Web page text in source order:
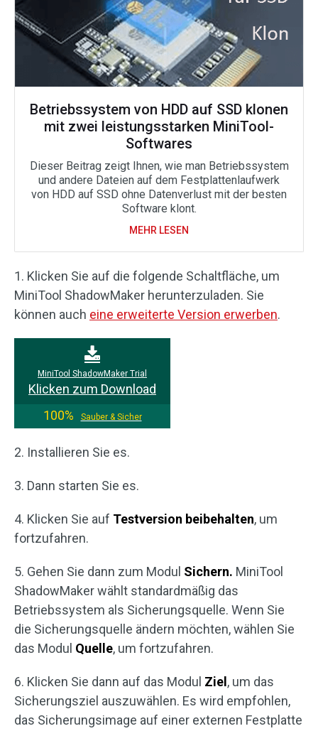
Betriebssystem von HDD auf SSD klonen
mit zwei leistungsstarken MiniTool-
Softwares
Dieser Beitrag zeigt Ihnen, wie man Betriebssystem
und andere Dateien auf dem Festplattenlaufwerk
von HDD auf SSD ohne Datenverlust mit der besten
Software klont.
MEHR LESEN
1. Klicken Sie auf die folgende Schaltfläche, um
MiniTool ShadowMaker herunterzuladen. Sie
können auch eine erweiterte Version erwerben.
MiniTool ShadowMaker Trial
Klicken zum Download
100%
Sauber & Sicher
2. Installieren Sie es.
3. Dann starten Sie es.
4. Klicken Sie auf Testversion beibehalten, um
fortzufahren.
5. Gehen Sie dann zum Modul Sichern. MiniTool
ShadowMaker wählt standardmäßig das
Betriebssystem als Sicherungsquelle. Wenn Sie
die Sicherungsquelle ändern möchten, wählen Sie
das Modul Quelle, um fortzufahren.
6. Klicken Sie dann auf das Modul Ziel , um das
Sicherungsziel auszuwählen. Es wird empfohlen,
das Sicherungsimage auf einer externen Festplatte